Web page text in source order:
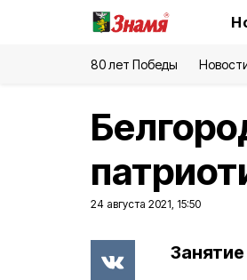
80 лет Победы
24 августа 2021, 15:50